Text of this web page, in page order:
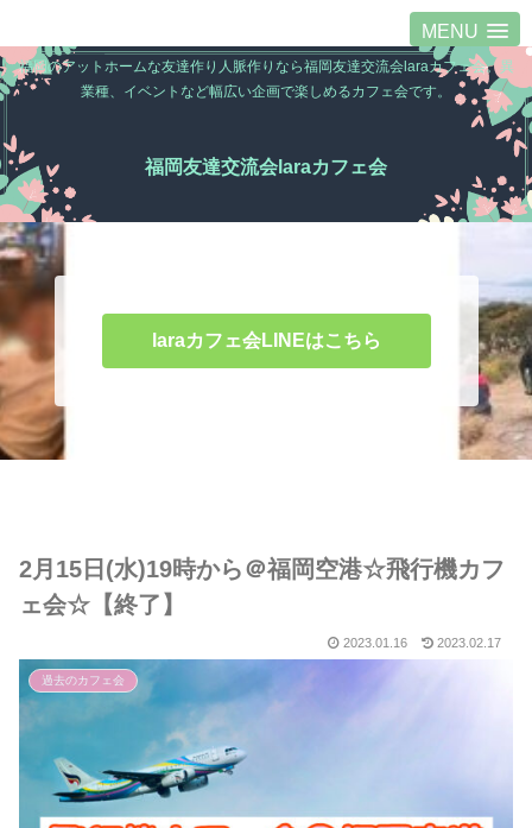
MENU
福岡のアットホームな友達作り人脈作りなら福岡友達交流会laraカフェ会。異
業種、イベントなど幅広い企画で楽しめるカフェ会です。
福岡友達交流会laraカフェ会
laraカフェ会LINEはこちら
2月15日(水)19時から＠福岡空港☆飛行機カフ
ェ会☆【終了】
2023.01.16 2023.02.17
過去のカフェ会